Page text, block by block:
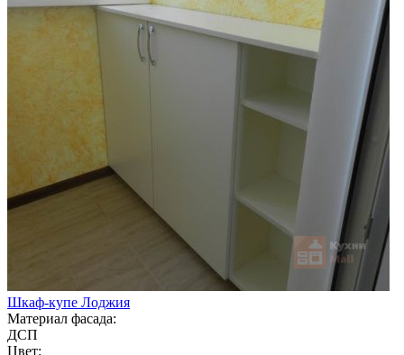
Шкаф-купе Лоджия
Материал фасада:
ДСП
Цвет: